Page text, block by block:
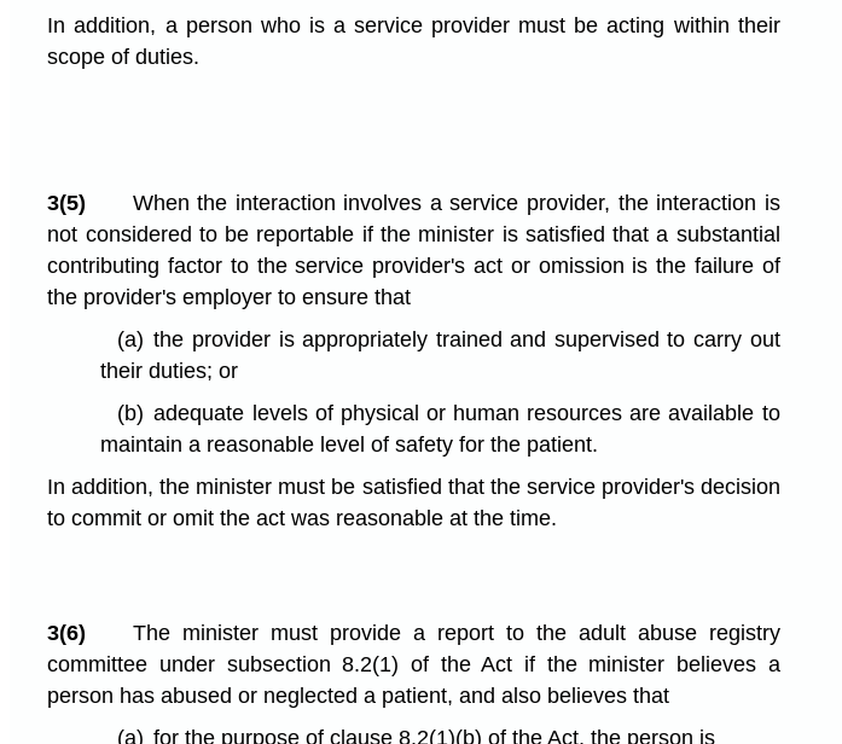
In addition, a person who is a service provider must be acting within their
scope of duties.
3(5)
When the interaction involves a service provider, the interaction is
not considered to be reportable if the minister is satisfied that a substantial
contributing factor to the service provider's act or omission is the failure of
the provider's employer to ensure that
(a) the provider is appropriately trained and supervised to carry out
their duties; or
(b) adequate levels of physical or human resources are available to
maintain a reasonable level of safety for the patient.
In addition, the minister must be satisfied that the service provider's decision
to commit or omit the act was reasonable at the time.
3(6)
The minister must provide a report to the adult abuse registry
committee under subsection 8.2(1) of the Act if the minister believes a
person has abused or neglected a patient, and also believes that
(a) for the purpose of clause 8.2(1)⁠(b) of the Act, the person is